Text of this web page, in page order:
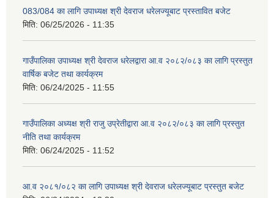
083/084 का लागि उपाध्यक्ष श्री देवराज धरेलज्यूबाट प्रस्तावित बजेट
मिति: 06/25/2026 - 11:35
गाउँपालिका उपाध्यक्ष श्री देवराज धरेलद्वारा आ.व २०८२/०८३ का लागि प्रस्तुत
वार्षिक बजेट तथा कार्यक्रम
मिति: 06/24/2025 - 11:55
गाउँपालिका अध्यक्ष श्री राजु उप्रेतीद्वारा आ.व २०८२/०८३ का लागि प्रस्तुत
नीति तथा कार्यक्रम
मिति: 06/24/2025 - 11:52
आ.व २०८१/०८२ का लागि उपाध्यक्ष श्री देवराज धरेलज्यूबाट प्रस्तुत बजेट